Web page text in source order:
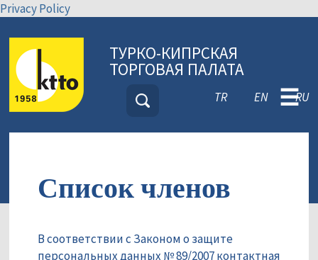
Privacy Policy
ТУРКО-КИПРСКАЯ
ТОРГОВАЯ ПАЛАТА
TR EN RU
☰
Список членов
В соответствии с Законом о защите
персональных данных № 89/2007 контактная